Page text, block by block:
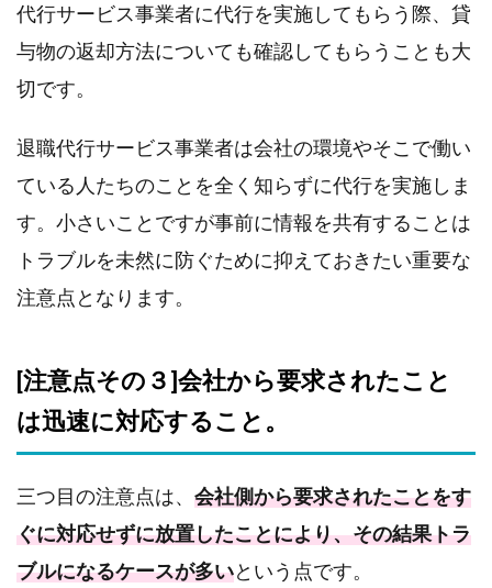
代行サービス事業者に代行を実施してもらう際、貸
与物の返却方法についても確認してもらうことも大
切です。
退職代行サービス事業者は会社の環境やそこで働い
ている人たちのことを全く知らずに代行を実施しま
す。小さいことですが事前に情報を共有することは
トラブルを未然に防ぐために抑えておきたい重要な
注意点となります。
[注意点その３]会社から要求されたこと
は迅速に対応すること。
三つ目の注意点は、 会社側から要求されたことをす
ぐに対応せずに放置したことにより、その結果トラ
ブルになるケースが多いという点です。